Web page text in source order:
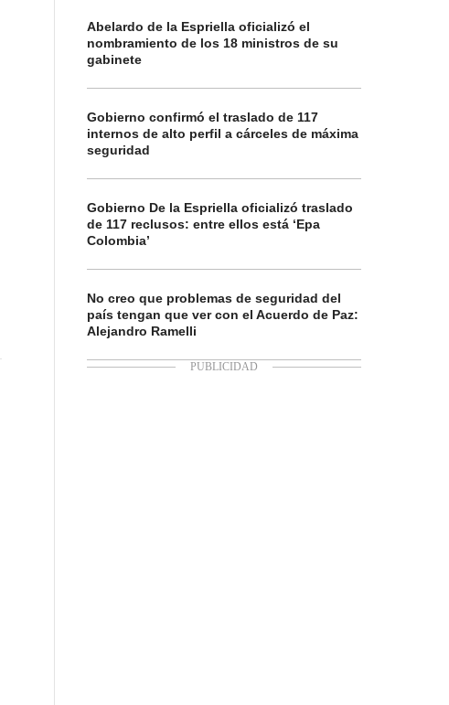
Abelardo de la Espriella oficializó el
nombramiento de los 18 ministros de su
gabinete
Gobierno confirmó el traslado de 117
internos de alto perfil a cárceles de máxima
seguridad
Gobierno De la Espriella oficializó traslado
de 117 reclusos: entre ellos está ‘Epa
Colombia’
No creo que problemas de seguridad del
país tengan que ver con el Acuerdo de Paz:
Alejandro Ramelli